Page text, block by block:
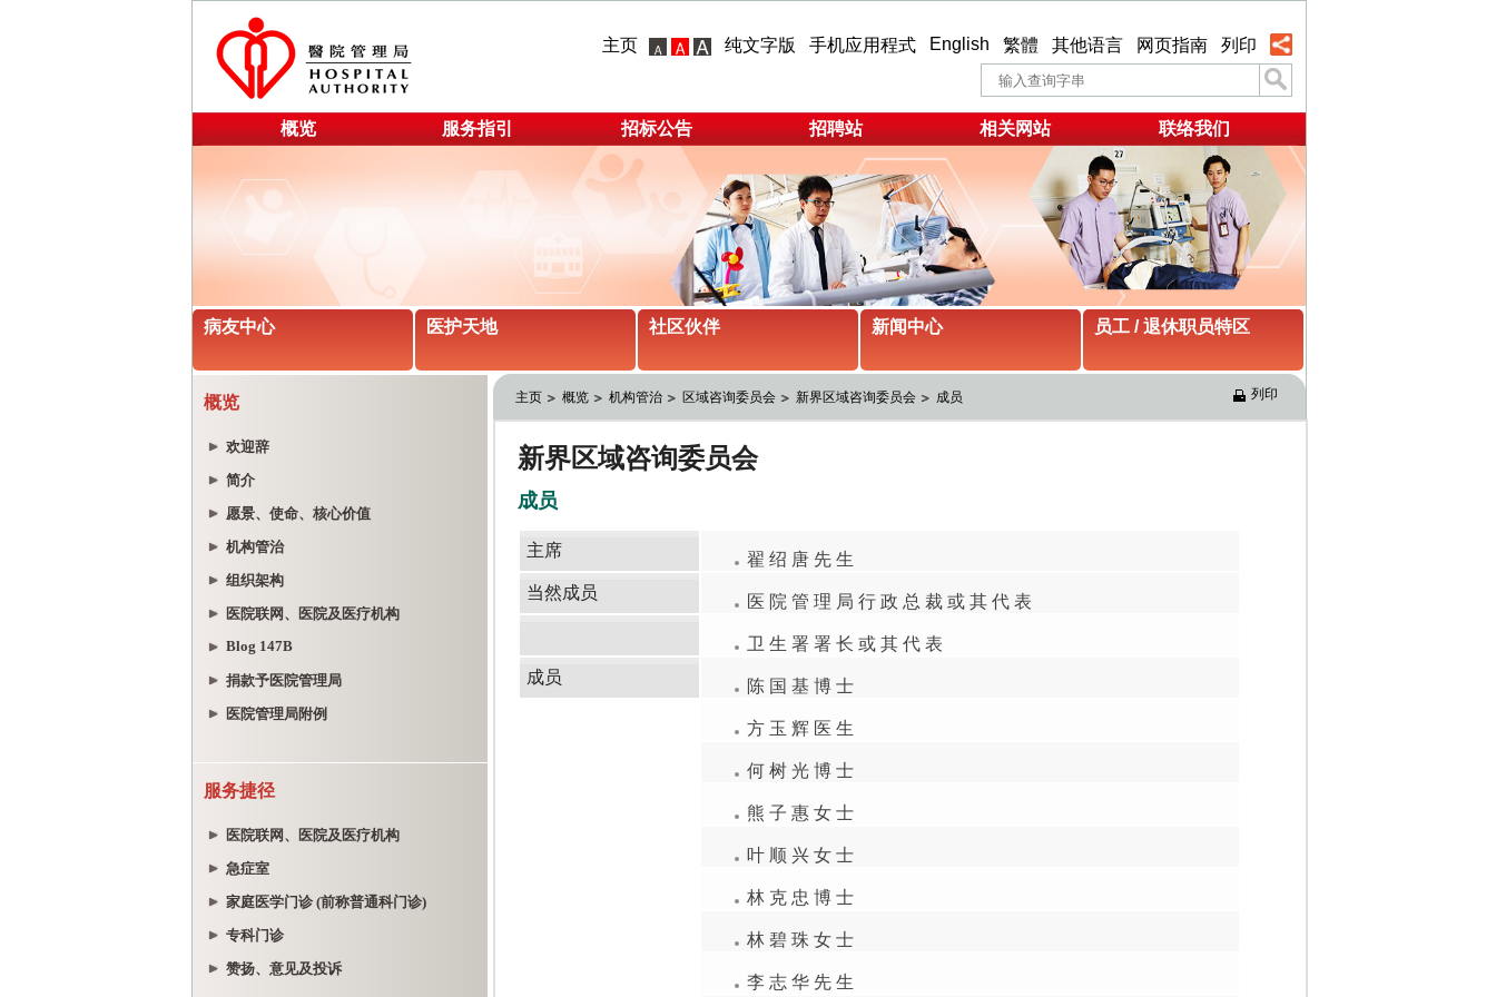
主页 纯文字版 手机应用程式 English 繁體 其他语言 网页指南 列印
概览 服务指引 招标公告 招聘站 相关网站 联络我们
病友中心 医护天地 社区伙伴 新闻中心 员工 / 退休职员特区
概览
欢迎辞
简介
愿景、使命、核心价值
机构管治
组织架构
医院联网、医院及医疗机构
Blog 147B
捐款予医院管理局
医院管理局附例
服务捷径
医院联网、医院及医疗机构
急症室
家庭医学门诊 (前称普通科门诊)
专科门诊
赞扬、意见及投诉
主页 概览 机构管治 区域咨询委员会 新界区域咨询委员会 成员 列印